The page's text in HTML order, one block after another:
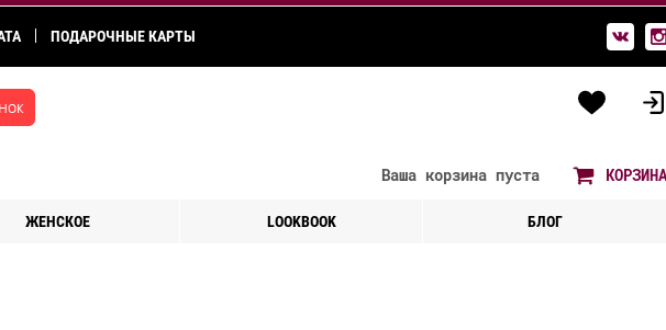
ПОДАРОЧНЫЕ КАРТЫ
Ваша корзина пуста КОРЗИНА
ЖЕНСКОЕ LOOKBOOK БЛОГ